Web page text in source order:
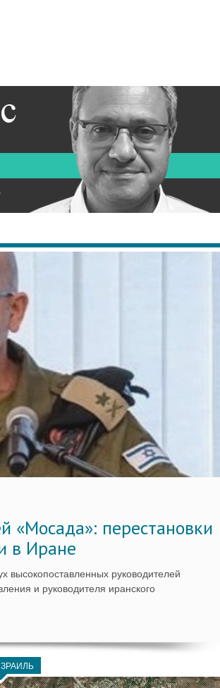
«Мосада»: перестановки
в Иране
руководителей
и руководителя иранского